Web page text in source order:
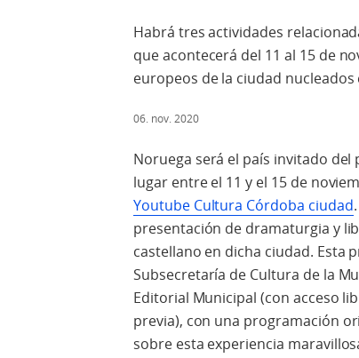
Habrá tres actividades
que acontecerá del 11 al 15 de
europeos de la ciudad nucleados
06. nov. 2020
Noruega será el país invitado del
lugar entre el 11 y el 15 de
Youtube Cultura Córdoba ciudad
presentación de dramaturgia y
castellano en dicha ciudad. Esta
Subsecretaría de Cultura de la
Editorial Municipal (con acceso
previa), con una programación
sobre esta experiencia